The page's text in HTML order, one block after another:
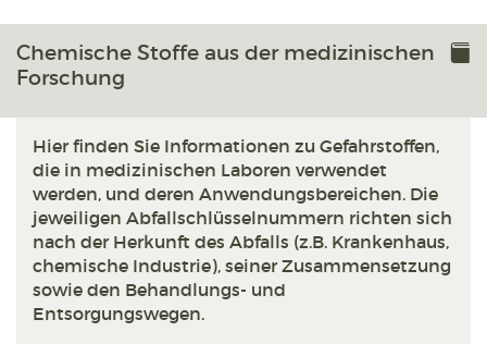
Chemische Stoffe aus der medizinischen
Forschung
Hier finden Sie Informationen zu Gefahrstoffen,
die in medizinischen Laboren verwendet
werden, und deren Anwendungsbereichen. Die
jeweiligen Abfallschlüsselnummern richten sich
nach der Herkunft des Abfalls (z.B. Krankenhaus,
chemische Industrie), seiner Zusammensetzung
sowie den Behandlungs- und
Entsorgungswegen.